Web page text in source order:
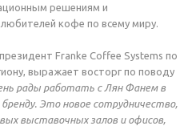
решениям и
кофе по всему миру.
Franke Coffee Systems по
выражает восторг по поводу
рады работать с Лян Фанем в
Это новое сотрудничество,
выставочных залов и офисов,